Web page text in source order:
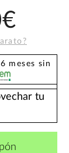
meses sin
tu